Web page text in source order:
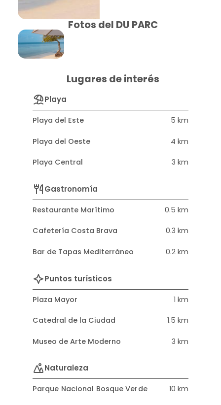
Fotos del DU PARC
Lugares de interés
Playa
Playa del Este 5 km
Playa del Oeste 4 km
Playa Central 3 km
Gastronomía
Restaurante Marítimo 0.5 km
Cafetería Costa Brava 0.3 km
Bar de Tapas Mediterráneo 0.2 km
Puntos turísticos
Plaza Mayor 1 km
Catedral de la Ciudad 1.5 km
Museo de Arte Moderno 3 km
Naturaleza
Parque Nacional Bosque Verde 10 km